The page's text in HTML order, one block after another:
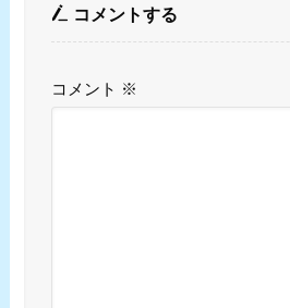
コメントする
コメント ※